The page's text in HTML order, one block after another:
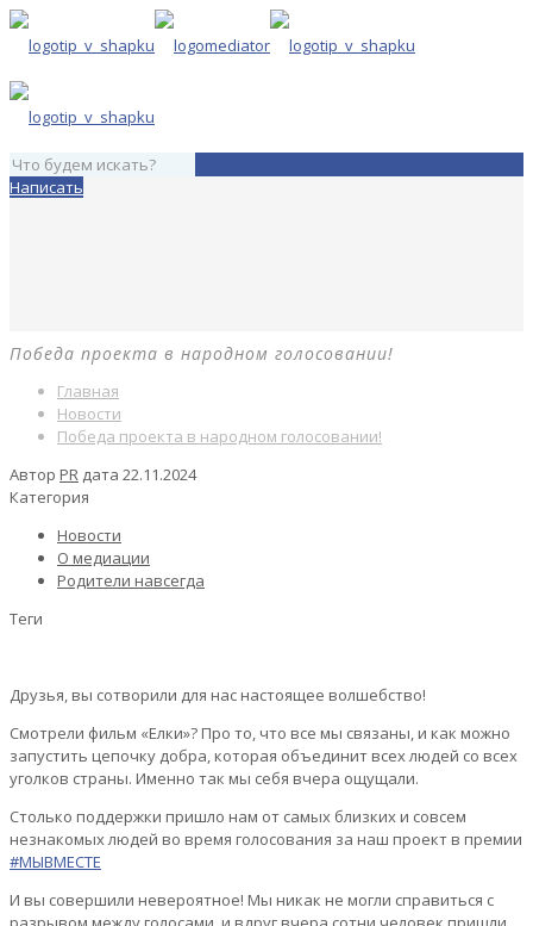
Написать
Победа проекта в народном голосовании!
Главная
Новости
Победа проекта в народном голосовании!
Автор PR дата 22.11.2024
Категория
Новости
О медиации
Родители навсегда
Теги
Друзья, вы сотворили для нас настоящее волшебство!
Смотрели фильм «Елки»? Про то, что все мы связаны, и как можно
запустить цепочку добра, которая объединит всех людей со всех
уголков страны. Именно так мы себя вчера ощущали.
Столько поддержки пришло нам от самых близких и совсем
незнакомых людей во время голосования за наш проект в премии
#МЫВМЕСТЕ
И вы совершили невероятное! Мы никак не могли справиться с